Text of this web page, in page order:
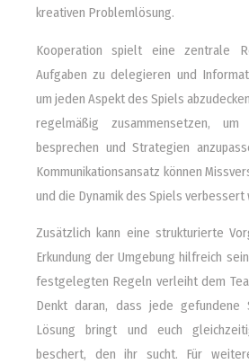
kreativen Problemlösung.
Kooperation spielt eine zentrale
Aufgaben zu delegieren und
um jeden Aspekt des Spiels
regelmäßig zusammensetzen,
besprechen und Strategien
Kommunikationsansatz können
und die Dynamik des Spiels verbessert
Zusätzlich kann eine strukturierte
Erkundung der Umgebung hilfreich
festgelegten Regeln verleiht dem
Denkt daran, dass jede gefundene
Lösung bringt und euch
beschert, den ihr sucht. Für